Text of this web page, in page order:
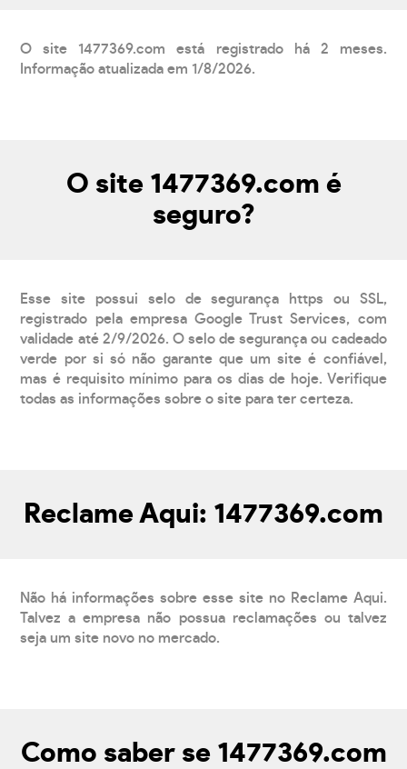
O site 1477369.com está registrado há 2 meses.
Informação atualizada em 1/8/2026.
O site 1477369.com é
seguro?
Esse site possui selo de segurança https ou SSL,
registrado pela empresa Google Trust Services, com
validade até 2/9/2026. O selo de segurança ou cadeado
verde por si só não garante que um site é confiável,
mas é requisito mínimo para os dias de hoje. Verifique
todas as informações sobre o site para ter certeza.
Reclame Aqui: 1477369.com
Não há informações sobre esse site no Reclame Aqui.
Talvez a empresa não possua reclamações ou talvez
seja um site novo no mercado.
Como saber se 1477369.com